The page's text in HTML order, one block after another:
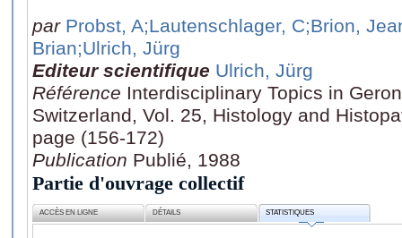
par Probst, A;Lautenschlager, C;Brion,
Brian;Ulrich, Jürg
Editeur scientifique Ulrich, Jürg
Référence Interdisciplinary Topics in
Switzerland, Vol. 25, Histology and
page (156-172)
Publication Publié, 1988
Partie d'ouvrage collectif
ACCÈS EN LIGNE DÉTAILS STATISTIQUES